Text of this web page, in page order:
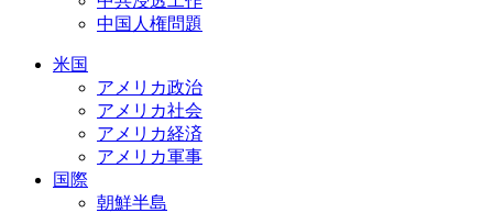
中国人権問題
米国
アメリカ政治
アメリカ社会
アメリカ経済
アメリカ軍事
国際
朝鮮半島